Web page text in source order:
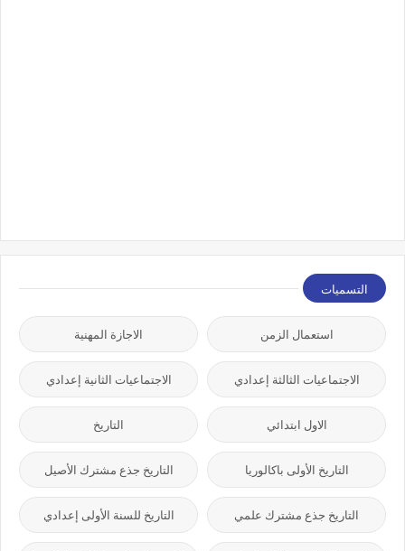
التسميات
استعمال الزمن الاجازة المهنية
الاجتماعيات الثالثة إعدادي الاجتماعيات الثانية إعدادي
الاول ابتدائي التاريخ
التاريخ الأولى باكالوريا التاريخ جذع مشترك الأصيل
التاريخ جذع مشترك علمي التاريخ للسنة الأولى إعدادي